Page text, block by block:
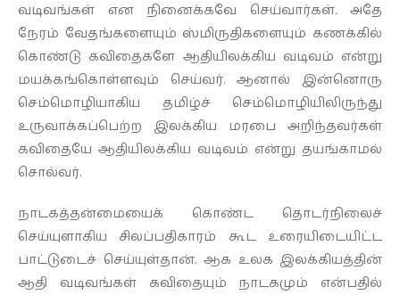
வடிவங்கள் என நினைக்கவே செய்வார்கள். அதே
நேரம் வேதங்களையும் ஸ்மிருதிகளையும் கணக்கில்
கொண்டு கவிதைகளே ஆதியிலக்கிய வடிவம் என்று
மயக்கங்கொள்ளவும் செய்வர். ஆனால் இன்னொரு
செம்மொழியாகிய தமிழ்ச் செம்மொழியிலிருந்து
உருவாக்கப்பெற்ற இலக்கிய மரபை அறிந்தவர்கள்
கவிதையே ஆதியிலக்கிய வடிவம் என்று தயங்காமல்
சொல்வர்.
நாடகத்தன்மையைக் கொண்ட தொடர்நிலைச்
செய்யுளாகிய சிலப்பதிகாரம் கூட உரையிடையிட்ட
பாட்டுடைச் செய்யுள்தான். ஆக உலக இலக்கியத்தின்
ஆதி வடிவங்கள் கவிதையும் நாடகமும் என்பதில்